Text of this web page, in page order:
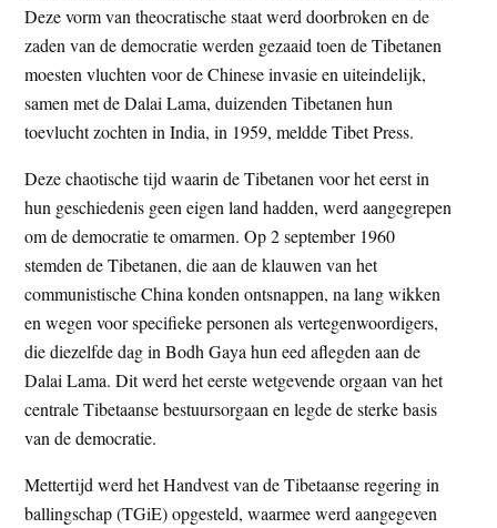
Deze vorm van theocratische staat werd doorbroken en de
zaden van de democratie werden gezaaid toen de Tibetanen
moesten vluchten voor de Chinese invasie en uiteindelijk,
samen met de Dalai Lama, duizenden Tibetanen hun
toevlucht zochten in India, in 1959, meldde Tibet Press.
Deze chaotische tijd waarin de Tibetanen voor het eerst in
hun geschiedenis geen eigen land hadden, werd aangegrepen
om de democratie te omarmen. Op 2 september 1960
stemden de Tibetanen, die aan de klauwen van het
communistische China konden ontsnappen, na lang wikken
en wegen voor specifieke personen als vertegenwoordigers,
die diezelfde dag in Bodh Gaya hun eed aflegden aan de
Dalai Lama. Dit werd het eerste wetgevende orgaan van het
centrale Tibetaanse bestuursorgaan en legde de sterke basis
van de democratie.
Mettertijd werd het Handvest van de Tibetaanse regering in
ballingschap (TGiE) opgesteld, waarmee werd aangegeven